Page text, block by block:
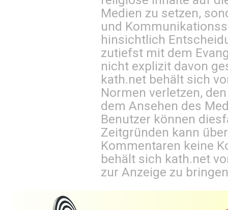
Medien zu setzen,
und
hinsichtlich
zutiefst mit dem
nicht explizit davon
kath.net behält sich
Normen verletzen,
dem Ansehen des
Benutzer können
Zeitgründen kann
Kommentaren keine
behält sich kath.net
zur Anzeige zu